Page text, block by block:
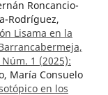
Roncancio-
Rodríguez,
Lisama en la
1 (2025):
María Consuelo
en los